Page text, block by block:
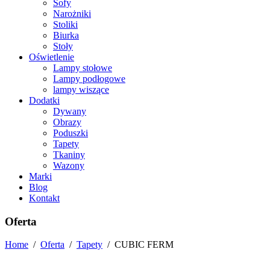
Sofy
Narożniki
Stoliki
Biurka
Stoły
Oświetlenie
Lampy stołowe
Lampy podłogowe
lampy wiszące
Dodatki
Dywany
Obrazy
Poduszki
Tapety
Tkaniny
Wazony
Marki
Blog
Kontakt
Oferta
Home / Oferta / Tapety / CUBIC FERM